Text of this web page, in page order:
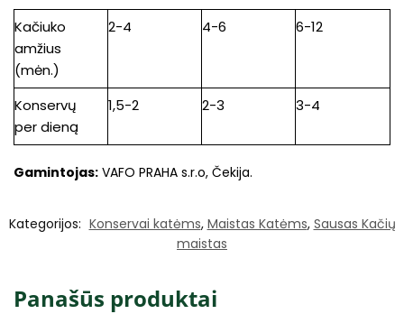
Kačiuko
amžius
(mėn.)
2-4 4-6 6-12
Konservų
per dieną
1,5-2 2-3 3-4
Gamintojas: VAFO PRAHA s.r.o, Čekija.
Kategorijos: Konservai katėms, Maistas Katėms, Sausas Kačių
maistas
Panašūs produktai